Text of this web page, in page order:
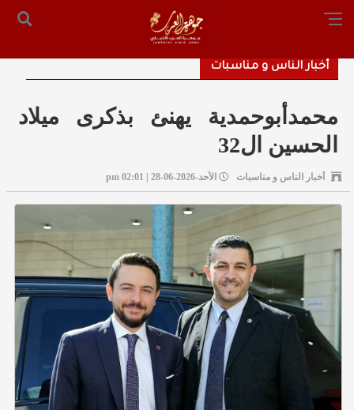
الرئيسية
التحرير: المستشار محمد صالح الملكاوي [ 00962795755033 ]
أخبار الناس و مناسبات
محمدأبوحمدية يهنئ بذكرى ميلاد
الحسين ال32
أخبار الناس و مناسبات الأحد-2026-06-28 | 02:01 pm